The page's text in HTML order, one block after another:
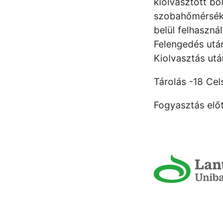
belül
Felengedés
Kiolvasztás
Tárolás -18
Fogyasztás